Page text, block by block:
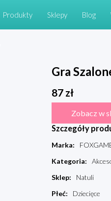
Produkty Sklepy Blog
Gra
87zł
Zobacz w
Szczegóły
Marka:
Kategoria:
Sklep:
Natuli
Płeć: Dziecięce